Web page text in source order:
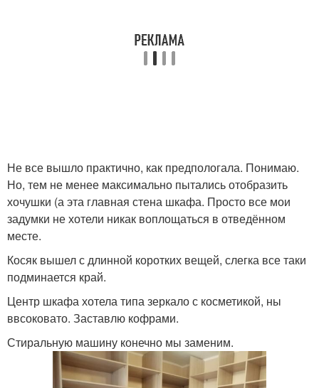
Не все вышло практично, как предпологала. Понимаю.
Но, тем не менее максимально пытались отобразить
хочушки (а эта главная стена шкафа. Просто все мои
задумки не хотели никак воплощаться в отведённом
месте.
Косяк вышел с длинной коротких вещей, слегка все таки
подминается край.
Центр шкафа хотела типа зеркало с косметикой, ны
ввсоковато. Заставлю кофрами.
Стиральную машину конечно мы заменим.